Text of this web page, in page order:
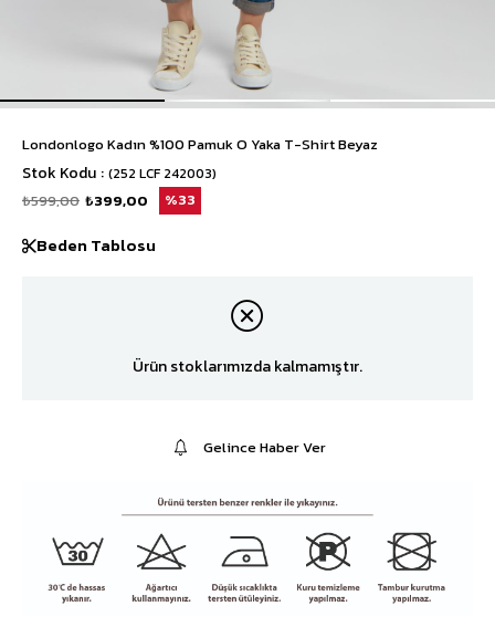
Londonlogo Kadın %100 Pamuk O Yaka T-Shirt Beyaz
Stok Kodu (252 LCF 242003)
₺599,00 ₺399,00 33
Beden Tablosu
Ürün stoklarımızda kalmamıştır.
Gelince Haber Ver